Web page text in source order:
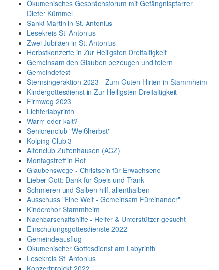
Ökumenisches Gesprächsforum mit Gefängnispfarrer
Dieter Kümmel
Sankt Martin in St. Antonius
Lesekreis St. Antonius
Zwei Jubiläen in St. Antonius
Herbstkonzerte in Zur Heiligsten Dreifaltigkeit
Gemeinsam den Glauben bezeugen und feiern
Gemeindefest
Sternsingeraktion 2023 - Zum Guten Hirten in Stammheim
Kindergottesdienst in Zur Heiligsten Dreifaltigkeit
Firmweg 2023
Lichterlabyrinth
Warm oder kalt?
Seniorenclub "Weißherbst"
Kolping Club 3
Altenclub Zuffenhausen (ACZ)
Montagstreff in Rot
Glaubenswege - Christsein für Erwachsene
Lieber Gott: Dank für Speis und Trank
Schmieren und Salben hilft allenthalben
Ausschuss "Eine Welt - Gemeinsam Füreinander"
Kinderchor Stammheim
Nachbarschaftshilfe - Helfer & Unterstützer gesucht
Einschulungsgottesdienste 2022
Gemeindeausflug
Ökumenischer Gottesdienst am Labyrinth
Lesekreis St. Antonius
Konzertprojekt 2022